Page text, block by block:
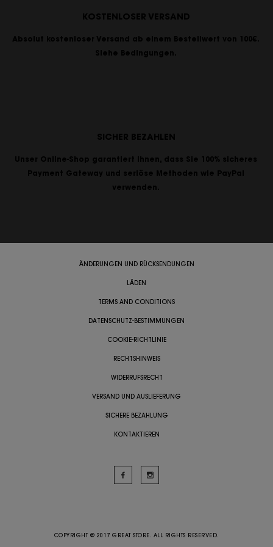
KOSTENLOSER VERSAND
Absolut kostenloser Versand ab einem Bestellwert von 100€.
Siehe Bedingungen.
SICHER BEZAHLEN
Unser Online-Shop garantiert Ihnen, dass Sie 100% sicheres
Payment Gateway und seriöse Methoden wie PayPal
verwenden.
ÄNDERUNGEN UND RÜCKSENDUNGEN
LÄDEN
TERMS AND CONDITIONS
DATENSCHUTZ-BESTIMMUNGEN
COOKIE-RICHTLINIE
RECHTSHINWEIS
WIDERRUFSRECHT
VERSAND UND AUSLIEFERUNG
SICHERE BEZAHLUNG
KONTAKTIEREN
COPYRIGHT @ 2017 GREAT STORE. ALL RIGHTS RESERVED.